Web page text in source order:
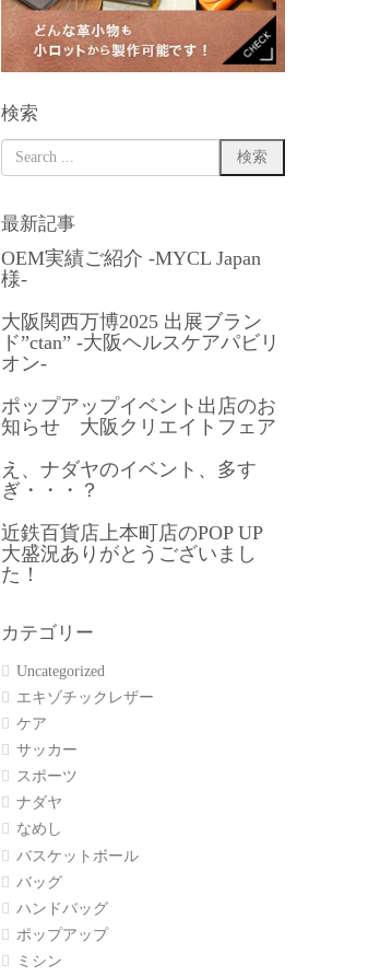
検索
最新記事
OEM実績ご紹介 -MYCL Japan
様-
大阪関西万博2025 出展ブラン
ド”ctan” -大阪ヘルスケアパビリ
オン-
ポップアップイベント出店のお
知らせ 大阪クリエイトフェア
え、ナダヤのイベント、多す
ぎ・・・？
近鉄百貨店上本町店のPOP UP
大盛況ありがとうございまし
た！
カテゴリー
Uncategorized
エキゾチックレザー
ケア
サッカー
スポーツ
ナダヤ
なめし
バスケットボール
バッグ
ハンドバッグ
ポップアップ
ミシン